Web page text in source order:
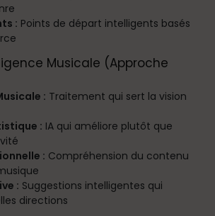
: Points de départ intelligents basés
Musicale (Approche
: Traitement qui sert la vision
: IA qui améliore plutôt que
: Compréhension du contenu
: Suggestions intelligentes qui
directions